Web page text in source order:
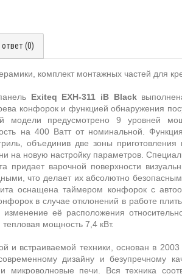
ответ (0)
комплект монтажных частей для
Exiteq EXH-311 iB Black
конфорок и функцией обнаружения
предусмотрено 9 уровней
на 400 Ватт от номинальной .
объединив две зоны приготовления
на новую настройку параметров.
придает варочной поверхности
что делает их абсолютно
оснащена таймером конфорок с
в случае отклонений в работе
её расположения
мощность 7,4 кВт.
и встраиваемой техники, основан в
дизайну и безупречному
печи. Вся техника